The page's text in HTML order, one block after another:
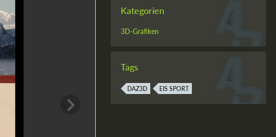
Kategorien
3D-Grafiken
Tags
DAZ3D EIS SPORT